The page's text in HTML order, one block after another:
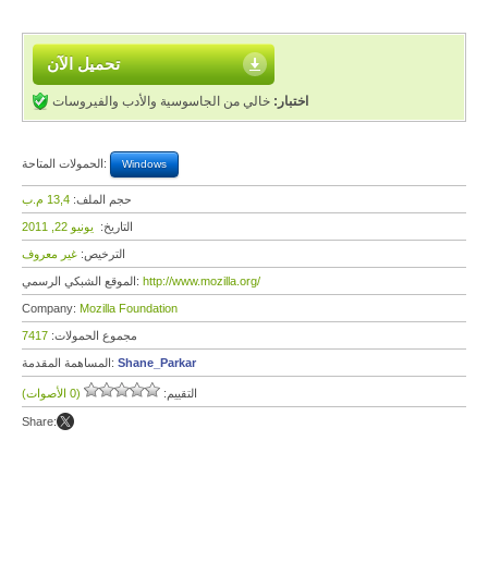
تحميل الآن
اختبار: خالي من الجاسوسية والأدب والفيروسات
الحمولات المتاحة: Windows
حجم الملف: 13,4 م.ب
التاريخ: يونيو 22, 2011
الترخيص: غير معروف
الموقع الشبكي الرسمي: http://www.mozilla.org/
Company: Mozilla Foundation
مجموع الحمولات: 7417
المساهمة المقدمة: Shane_Parkar
التقييم: (0 الأصوات)
Share: